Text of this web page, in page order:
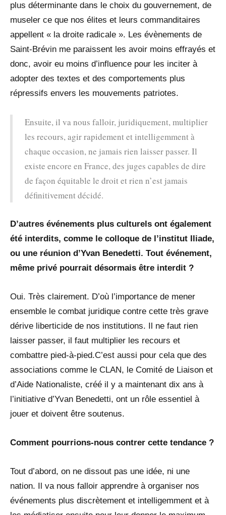
plus déterminante dans le choix du gouvernement, de
museler ce que nos élites et leurs commanditaires
appellent « la droite radicale ». Les évènements de
Saint-Brévin me paraissent les avoir moins effrayés et
donc, avoir eu moins d’influence pour les inciter à
adopter des textes et des comportements plus
répressifs envers les mouvements patriotes.
Ensuite, il va nous falloir, juridiquement, multiplier
les recours, agir rapidement et intelligemment à
chaque occasion, ne jamais rien laisser passer. Il
existe encore en France, des juges capables de dire
de façon équitable le droit et rien n’est jamais
définitivement décidé.
D’autres événements plus culturels ont également
été interdits, comme le colloque de l’institut Iliade,
ou une réunion d’Yvan Benedetti. Tout événement,
même privé pourrait désormais être interdit ?
Oui. Très clairement. D’où l’importance de mener
ensemble le combat juridique contre cette très grave
dérive liberticide de nos institutions. Il ne faut rien
laisser passer, il faut multiplier les recours et
combattre pied-à-pied.C’est aussi pour cela que des
associations comme le CLAN, le Comité de Liaison et
d’Aide Nationaliste, créé il y a maintenant dix ans à
l’initiative d’Yvan Benedetti, ont un rôle essentiel à
jouer et doivent être soutenus.
Comment pourrions-nous contrer cette tendance ?
Tout d’abord, on ne dissout pas une idée, ni une
nation. Il va nous falloir apprendre à organiser nos
événements plus discrètement et intelligemment et à